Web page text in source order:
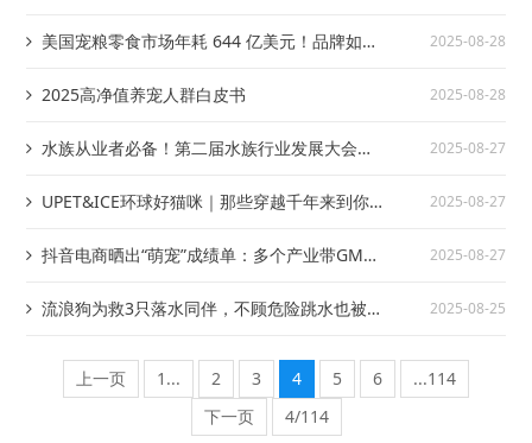
美国宠粮零食市场年耗 644 亿美元！品牌如何
2025-08-28
2025高净值养宠人群白皮书 2025-08-28
水族从业者必备！第二届水族行业发展大会核
2025-08-27
UPET&ICE环球好猫咪｜那些穿越千年来到你
2025-08-27
抖音电商晒出“萌宠”成绩单：多个产业带GMV
2025-08-27
流浪狗为救3只落水同伴，不顾危险跳水也被
2025-08-25
上一页 1... 2 3 4 5 6
...114
下一页
4/114